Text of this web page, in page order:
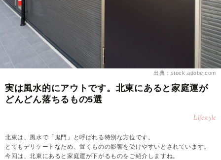
出典：stock.adobe.com
実は風水的にアウトです。北東にあると家庭運が
どんどん落ちるもの5選
Lifestyle
北東は、風水で「鬼門」と呼ばれる特別な方位です。
とてもデリケートなため、置くものの影響を受けやすいとされています。
今回は、北東にあると家庭運が下がるものをご紹介しますね。